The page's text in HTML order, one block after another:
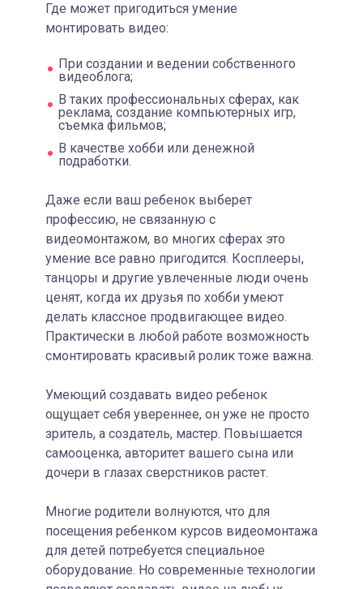
Где может пригодиться умение
монтировать видео:
При создании и ведении собственного
видеоблога;
В таких профессиональных сферах, как
реклама, создание компьютерных игр,
съемка фильмов;
В качестве хобби или денежной
подработки.
Даже если ваш ребенок выберет
профессию, не связанную с
видеомонтажом, во многих сферах это
умение все равно пригодится. Косплееры,
танцоры и другие увлеченные люди очень
ценят, когда их друзья по хобби умеют
делать классное продвигающее видео.
Практически в любой работе возможность
смонтировать красивый ролик тоже важна.
Умеющий создавать видео ребенок
ощущает себя увереннее, он уже не просто
зритель, а создатель, мастер. Повышается
самооценка, авторитет вашего сына или
дочери в глазах сверстников растет.
Многие родители волнуются, что для
посещения ребенком курсов видеомонтажа
для детей потребуется специальное
оборудование. Но современные технологии